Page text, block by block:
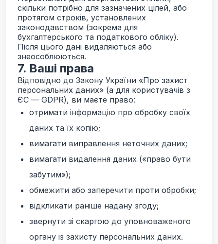
скільки потрібно для зазначених цілей, або
протягом строків, установлених
законодавством (зокрема для
бухгалтерського та податкового обліку).
Після цього дані видаляються або
знеособлюються.
7. Ваші права
Відповідно до Закону України «Про захист
персональних даних» (а для користувачів з
ЄС — GDPR), ви маєте право:
отримати інформацію про обробку своїх
даних та їх копію;
вимагати виправлення неточних даних;
вимагати видалення даних («право бути
забутим»);
обмежити або заперечити проти обробки;
відкликати раніше надану згоду;
звернути зі скаргою до уповноваженого
органу із захисту персональних даних.